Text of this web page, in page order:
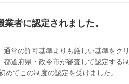
者に認定されました。
常の許可基準よりも厳しい基準をクリ
道府県・政令市が審査して認定する制
めてこの制度の認定を受けました。